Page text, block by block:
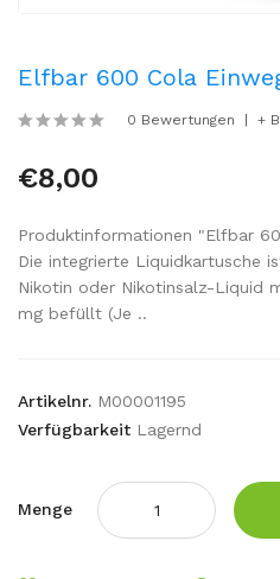
Elfbar 600 Cola
0 Bewertungen +
€8,00
Produktinformationen "Elfbar
Die integrierte Liquidkartusche
Nikotin oder Nikotinsalz-Liquid
mg befüllt (Je ..
Artikelnr. M00001195
Verfügbarkeit Lagernd
Menge